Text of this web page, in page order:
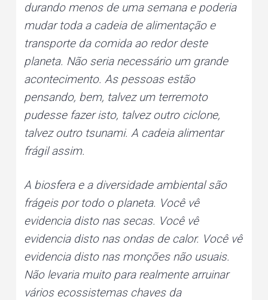
durando menos de uma semana e poderia
mudar toda a cadeia de alimentação e
transporte da comida ao redor deste
planeta. Não seria necessário um grande
acontecimento. As pessoas estão
pensando, bem, talvez um terremoto
pudesse fazer isto, talvez outro ciclone,
talvez outro tsunami. A cadeia alimentar
frágil assim.
A biosfera e a diversidade ambiental são
frágeis por todo o planeta. Você vê
evidencia disto nas secas. Você vê
evidencia disto nas ondas de calor. Você vê
evidencia disto nas monções não usuais.
Não levaria muito para realmente arruinar
vários ecossistemas chaves da